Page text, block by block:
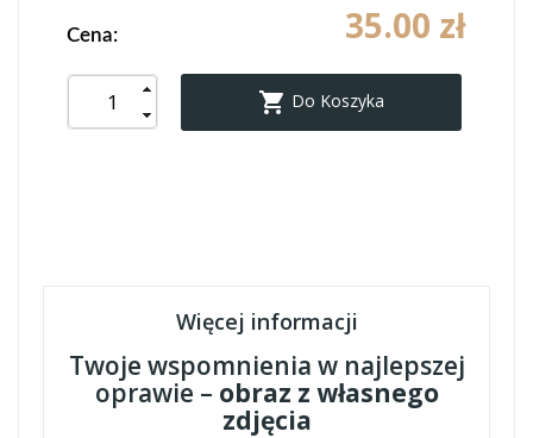
Cena: 35.00 zł
 Do Koszyka
Więcej informacji
Twoje wspomnienia w najlepszej
oprawie – obraz z własnego
zdjęcia